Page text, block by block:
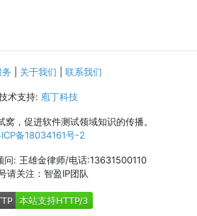
关于我们 联系我们
术支持: 庖丁科技
窝，促进软件测试领域知识的传播。
备18034161号-2
问: 王雄金律师/电话:13631500110
请关注：智盈IP团队